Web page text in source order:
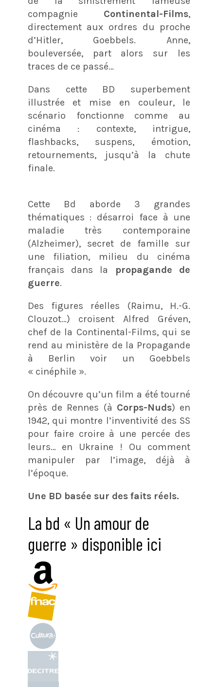
compagnie Continental-Films,
directement aux ordres du proche
d’Hitler, Goebbels. Anne,
bouleversée, part alors sur les
traces de ce passé…
Dans cette BD superbement
illustrée et mise en couleur, le
scénario fonctionne comme au
cinéma : contexte, intrigue,
flashbacks, suspens, émotion,
retournements, jusqu’à la chute
finale.
Cette Bd aborde 3 grandes
thématiques : désarroi face à une
maladie très contemporaine
(Alzheimer), secret de famille sur
une filiation, milieu du cinéma
français dans la propagande de
guerre.
Des figures réelles (Raimu, H.-G.
Clouzot…) croisent Alfred Gréven,
chef de la Continental-Films, qui se
rend au ministère de la Propagande
à Berlin voir un Goebbels
« cinéphile ».
On découvre qu’un film a été tourné
près de Rennes (à Corps-Nuds) en
1942, qui montre l’inventivité des SS
pour faire croire à une percée des
leurs… en Ukraine ! Ou comment
manipuler par l’image, déjà à
l’époque.
Une BD basée sur des faits réels.
La bd « Un amour de
guerre » disponible ici